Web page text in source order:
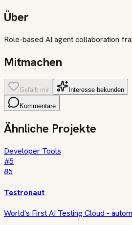
Über
Role-based AI agent collaboration
Mitmachen
Gefällt mir Interesse bekunden
Kommentare
Ähnliche Projekte
Developer Tools
#5
85
Testronaut
World's First AI Testing Cloud -